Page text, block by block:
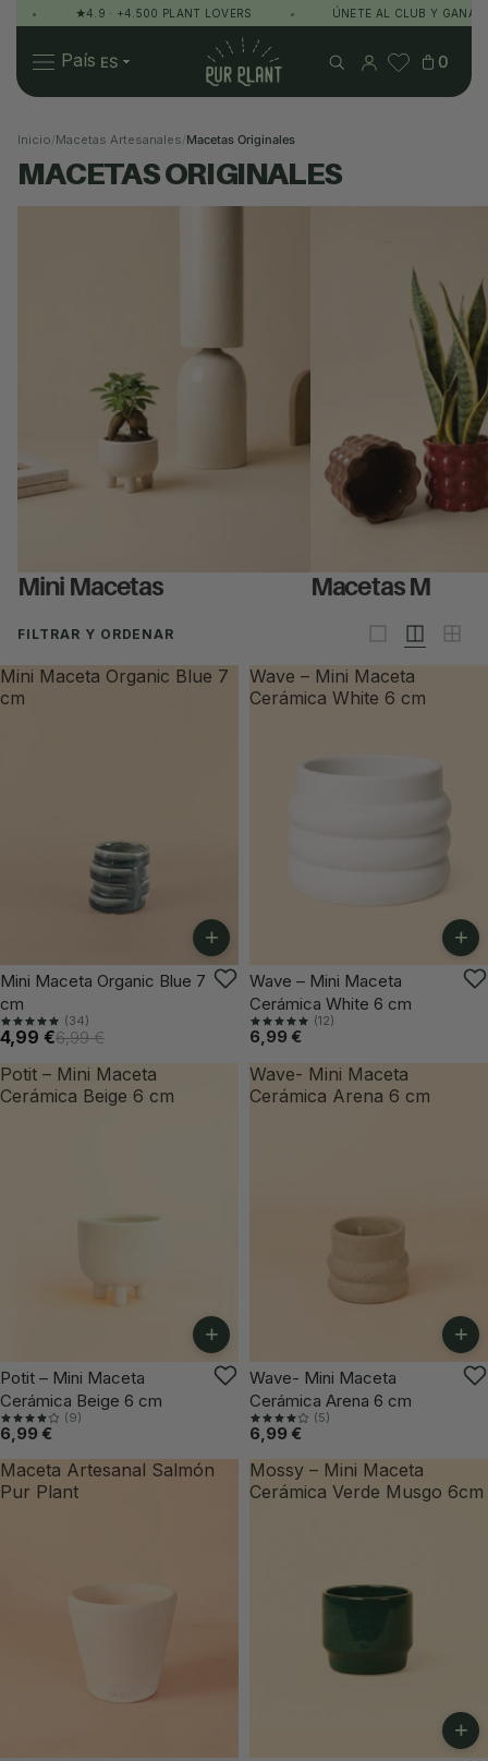
★4.9 · +4.500 PLANT LOVERS • ÚNETE AL CLUB Y GANA PUNTOS
País
Pur Plant
0
PlantasRegalosSobre Pur Plant
Inicio/Macetas Artesanales/Macetas Originales
MACETAS ORIGINALES
Mini Macetas Macetas M
FILTRAR Y ORDENAR
Mini Maceta Organic Blue 7
cm
-28%
+
Mini Maceta Organic Blue 7
cm
(34)
4,99 €6,99 €
Wave – Mini Maceta
Cerámica White 6 cm
ÚLTIMAS UNIDADES
+
Wave – Mini Maceta
Cerámica White 6 cm
(12)
6,99 €
Potit – Mini Maceta
Cerámica Beige 6 cm
+
Potit – Mini Maceta
Cerámica Beige 6 cm
(9)
6,99 €
Wave- Mini Maceta
Cerámica Arena 6 cm
ÚLTIMAS UNIDADES
+
Wave- Mini Maceta
Cerámica Arena 6 cm
(5)
6,99 €
Maceta Artesanal Salmón
Pur Plant
Mossy – Mini Maceta
Cerámica Verde Musgo 6cm
+